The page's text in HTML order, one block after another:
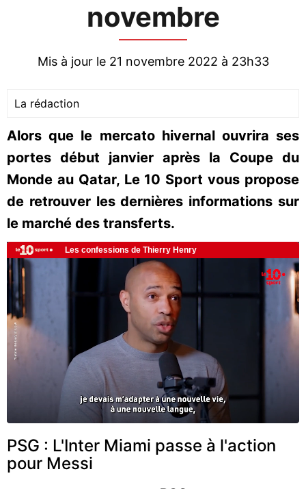
novembre
Mis à jour le 21 novembre 2022 à 23h33
La rédaction
Alors que le mercato hivernal ouvrira ses
portes début janvier après la Coupe du
Monde au Qatar, Le 10 Sport vous propose
de retrouver les dernières informations sur
le marché des transferts.
PSG : L'Inter Miami passe à l'action
pour Messi